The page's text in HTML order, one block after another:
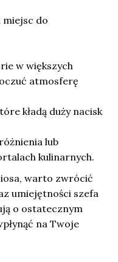
do
w większych
atmosferę
kładą duży nacisk
lub
kulinarnych.
warto zwrócić
umiejętności szefa
o ostatecznym
na Twoje